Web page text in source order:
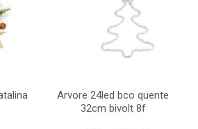
Arvore 24led bco quente
32cm bivolt 8f